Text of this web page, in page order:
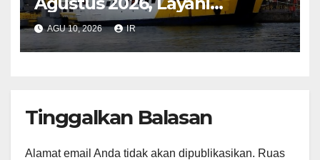
Pelayaran Telagapunggur–
Kuala Tungkal
AGU 10, 2026 IR
Tinggalkan Balasan
Alamat email Anda tidak akan dipublikasikan. Ruas